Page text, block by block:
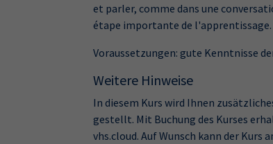
et parler, comme dans une
étape importante de l'apprentissage.
Voraussetzungen: gute Kenntnisse
Weitere Hinweise
In diesem Kurs wird Ihnen
gestellt. Mit Buchung des Kurses
vhs.cloud. Auf Wunsch kann der